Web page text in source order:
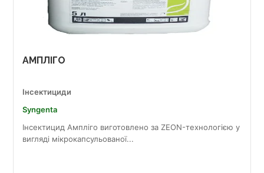
АМПЛІГО
Інсектициди
Syngenta
Інсектицид Ампліго виготовлено за ZEON-технологією у
вигляді мікрокапсульованої...